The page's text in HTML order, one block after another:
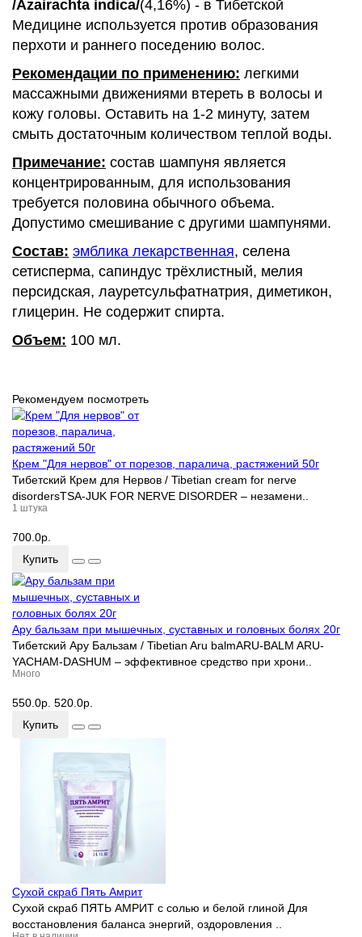
/Azairachta indica/(4,16%) - в Тибетской
Медицине используется против образования
перхоти и раннего поседению волос.
Рекомендации по применению: легкими
массажными движениями втереть в волосы и
кожу головы. Оставить на 1-2 минуту, затем
смыть достаточным количеством теплой воды.
Примечание: состав шампуня является
концентрированным, для использования
требуется половина обычного объема.
Допустимо смешивание с другими шампунями.
Состав: эмблика лекарственная, селена
сетисперма, сапиндус трёхлистный, мелия
персидская, лауретсульфатнатрия, диметикон,
глицерин. Не содержит спирта.
Объем: 100 мл.
Рекомендуем посмотреть
Крем "Для нервов" от порезов, паралича, растяжений 50г
Тибетский Крем для Нервов / Tibetian cream for nerve
disordersTSA-JUK FOR NERVE DISORDER – незамени..
1 штука
700.0р.
Купить
Ару бальзам при мышечных, суставных и головных болях 20г
Тибетский Ару Бальзам / Tibetian Aru balmARU-BALM ARU-
YACHAM-DASHUM – эффективное средство при хрони..
Много
550.0р. 520.0р.
Купить
Сухой скраб Пять Амрит
Сухой скраб ПЯТЬ АМРИТ с солью и белой глиной Для
восстановления баланса энергий, оздоровления ..